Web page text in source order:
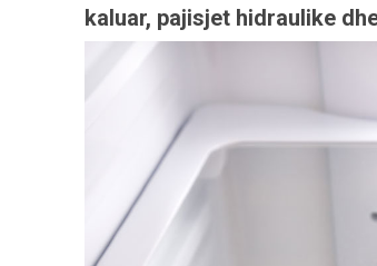
kaluar, pajisjet hidraulike